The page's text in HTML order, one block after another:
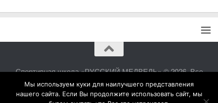
Спортивная школа «РУССКИЙ МЕДВЕДЬ» © 2026. Все
права защищены.
Мы используем куки для наилучшего представления
нашего сайта. Если Вы продолжите использовать сайт, мы